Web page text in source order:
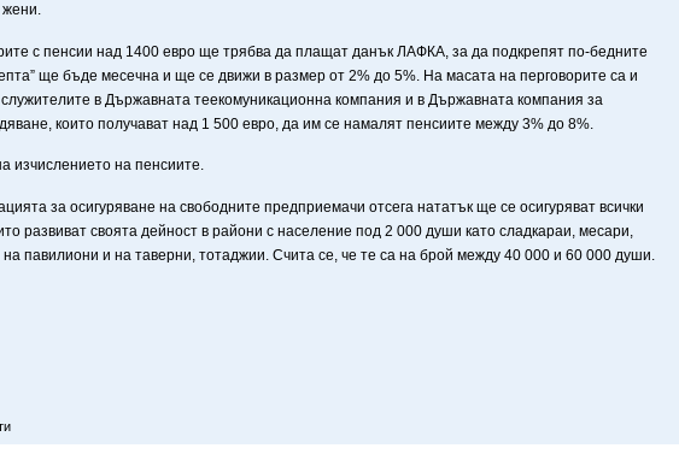
жени.
с пенсии над 1400 евро ще трябва да плащат данък ЛАФКА, за да подкрепят по-бедните
ще бъде месечна и ще се движи в размер от 2% до 5%. На масата на перговорите са и
в Държавната теекомуникационна компания и в Държавната компания за
които получават над 1 500 евро, да им се намалят пенсиите между 3% до 8%.
изчислението на пенсиите.
за осигуряване на свободните предприемачи отсега нататък ще се осигуряват всички
развиват своята дейност в райони с население под 2 000 души като сладкараи, месари,
на павилиони и на таверни, тотаджии. Счита се, че те са на брой между 40 000 и 60 000 души.